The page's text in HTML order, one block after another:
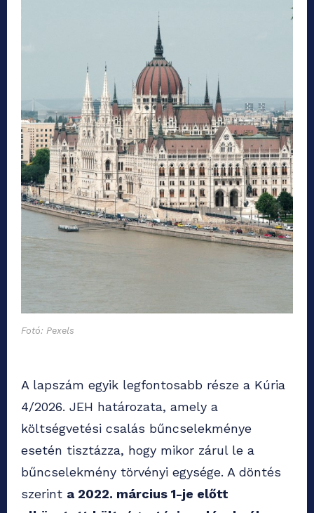
Fotó: Pexels
A lapszám egyik legfontosabb része a Kúria
4/2026. JEH határozata, amely a
költségvetési csalás bűncselekménye
esetén tisztázza, hogy mikor zárul le a
bűncselekmény törvényi egysége. A döntés
szerint a 2022. március 1-je előtt